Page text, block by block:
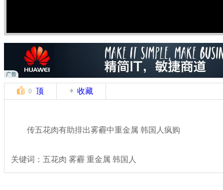
0 顶 收藏
传五花肉有助排出雾霾中重金属 韩国人疯购
关键词：五花肉 雾霾 重金属 韩国人